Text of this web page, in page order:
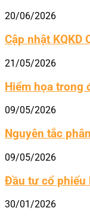
20/06/2026
Cập nhật KQKD
21/05/2026
Hiểm họa trong
09/05/2026
Nguyên tắc
09/05/2026
Đầu tư cổ phiếu
30/01/2026